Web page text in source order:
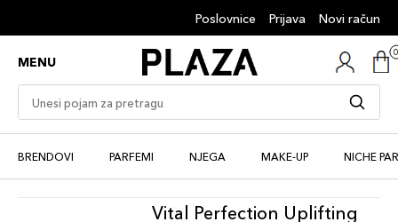
Poslovnice Prijava Novi račun
MENU
BRENDOVI PARFEMI NJEGA MAKE-UP NICHE
Vital Perfection Uplifting